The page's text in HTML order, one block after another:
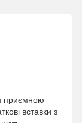
приємною
вставки з